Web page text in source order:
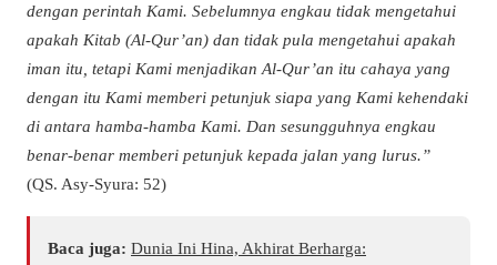
dengan perintah Kami. Sebelumnya engkau tidak mengetahui
apakah Kitab (Al-Qur’an) dan tidak pula mengetahui apakah
iman itu, tetapi Kami menjadikan Al-Qur’an itu cahaya yang
dengan itu Kami memberi petunjuk siapa yang Kami kehendaki
di antara hamba-hamba Kami. Dan sesungguhnya engkau
benar-benar memberi petunjuk kepada jalan yang lurus.”
(QS. Asy-Syura: 52)
Baca juga: Dunia Ini Hina, Akhirat Berharga: